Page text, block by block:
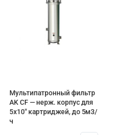
Мультипатронный фильтр
AK CF — нерж. корпус для
5х10″ картриджей, до 5м3/
ч